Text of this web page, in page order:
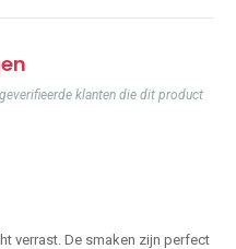
klanten die dit product
verrast. De smaken zijn perfect